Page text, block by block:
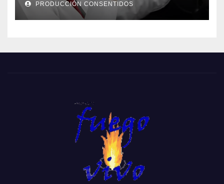
PRODUCCIÓN CONSENTIDOS